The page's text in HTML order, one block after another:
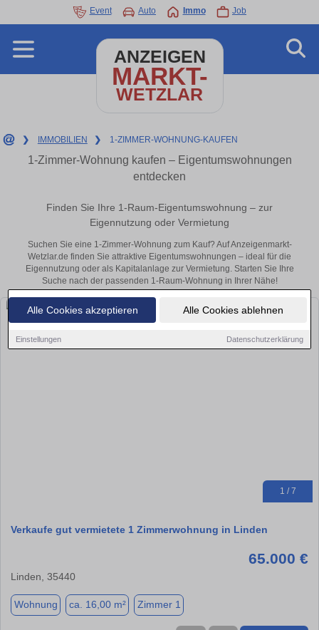
Alle Cookies akzeptieren Alle Cookies ablehnen
Einstellungen Datenschutzerklärung
Event Auto Immo Job
ANZEIGEN
MARKT-
WETZLAR
❯ IMMOBILIEN ❯ 1-ZIMMER-WOHNUNG-KAUFEN
1-Zimmer-Wohnung kaufen – Eigentumswohnungen
entdecken
Finden Sie Ihre 1-Raum-Eigentumswohnung – zur
Eigennutzung oder Vermietung
Suchen Sie eine 1-Zimmer-Wohnung zum Kauf? Auf Anzeigenmarkt-
Wetzlar.de finden Sie attraktive Eigentumswohnungen – ideal für die
Eigennutzung oder als Kapitalanlage zur Vermietung. Starten Sie Ihre
Suche nach der passenden 1-Raum-Wohnung in Ihrer Nähe!
1 / 7
Verkaufe gut vermietete 1 Zimmerwohnung in Linden
65.000 €
Linden, 35440
Wohnung ca. 16,00 m² Zimmer 1